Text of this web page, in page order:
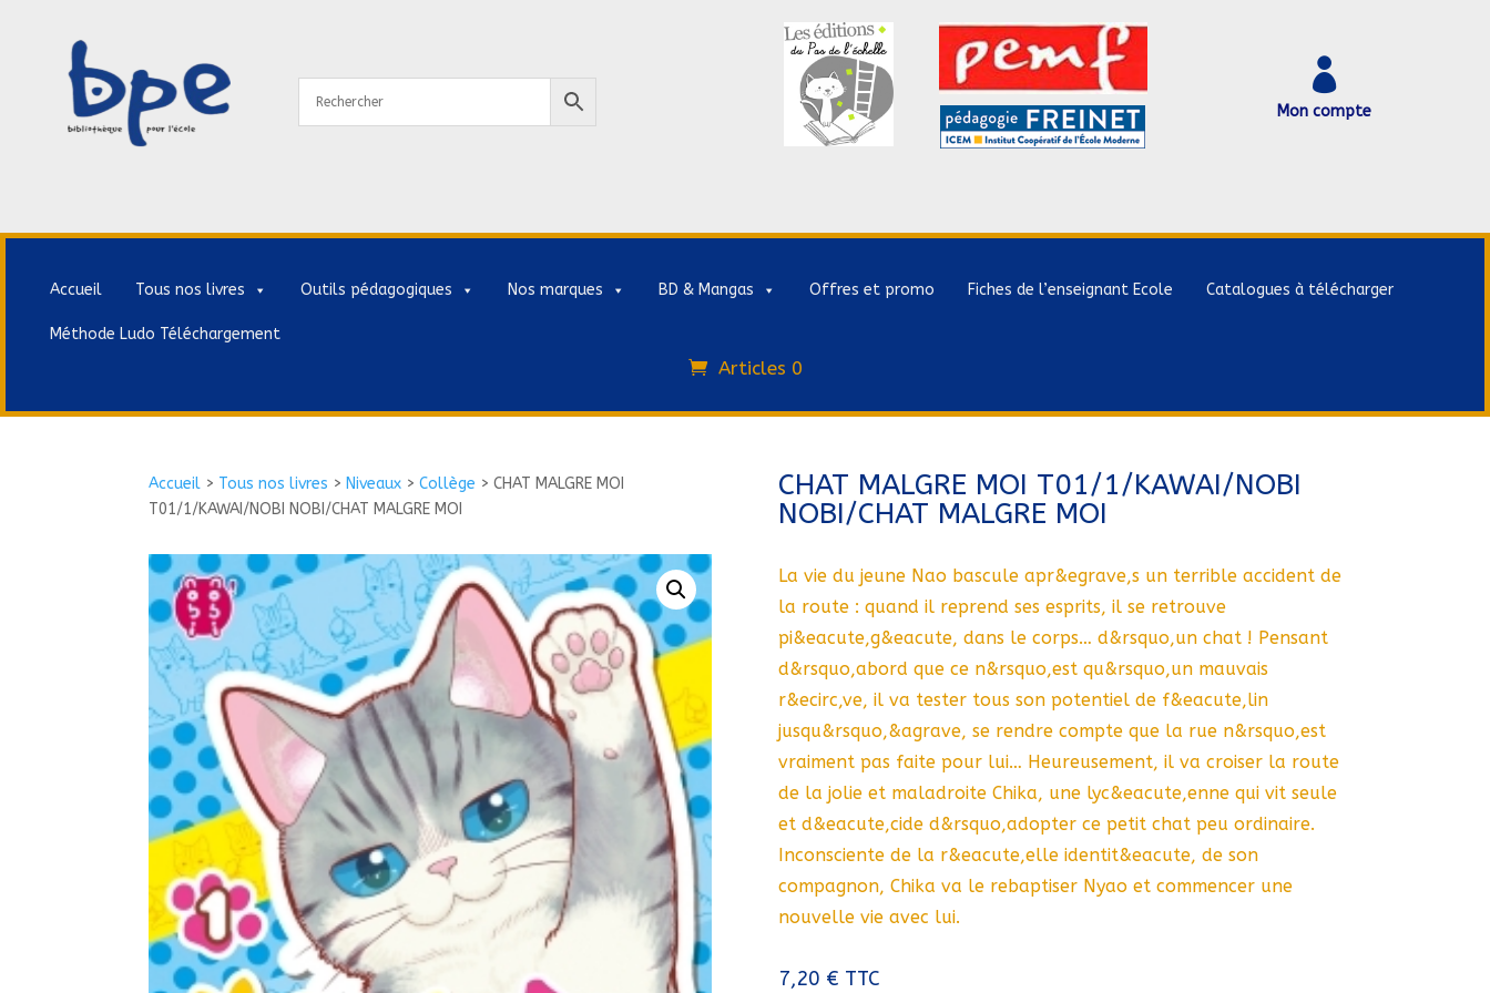

Mon compte
Accueil Tous nos livres Outils pédagogiques Nos marques BD & Mangas Offres et promo Fiches de l’enseignant Ecole Catalogues à télécharger
Méthode Ludo Téléchargement
Articles 0
Accueil > Tous nos livres > Niveaux >Collège >CHAT MALGRE MOI
T01/1/KAWAI/NOBI NOBI/CHAT MALGRE MOI
CHAT MALGRE MOI T01/1/KAWAI/NOBI
NOBI/CHAT MALGRE MOI
La vie du jeune Nao bascule apr&egrave,s un terrible accident de
la route : quand il reprend ses esprits, il se retrouve
pi&eacute,g&eacute, dans le corps… d&rsquo,un chat ! Pensant
d&rsquo,abord que ce n&rsquo,est qu&rsquo,un mauvais
r&ecirc,ve, il va tester tous son potentiel de f&eacute,lin
jusqu&rsquo,&agrave, se rendre compte que la rue n&rsquo,est
vraiment pas faite pour lui… Heureusement, il va croiser la route
de la jolie et maladroite Chika, une lyc&eacute,enne qui vit seule
et d&eacute,cide d&rsquo,adopter ce petit chat peu ordinaire.
Inconsciente de la r&eacute,elle identit&eacute, de son
compagnon, Chika va le rebaptiser Nyao et commencer une
nouvelle vie avec lui.
7,20 € TTC